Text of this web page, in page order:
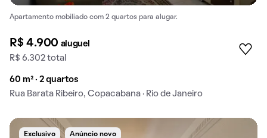
Apartamento mobiliado com 2 quartos para alugar.
R$ 4.900 aluguel
R$ 6.302 total
60 m² · 2 quartos
Rua Barata Ribeiro, Copacabana · Rio de Janeiro
Exclusivo Anúncio novo